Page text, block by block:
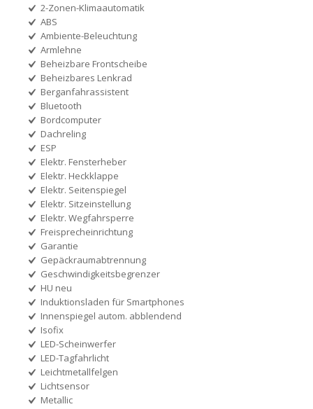
2-Zonen-Klimaautomatik
ABS
Ambiente-Beleuchtung
Armlehne
Beheizbare Frontscheibe
Beheizbares Lenkrad
Berganfahrassistent
Bluetooth
Bordcomputer
Dachreling
ESP
Elektr. Fensterheber
Elektr. Heckklappe
Elektr. Seitenspiegel
Elektr. Sitzeinstellung
Elektr. Wegfahrsperre
Freisprecheinrichtung
Garantie
Gepäckraumabtrennung
Geschwindigkeitsbegrenzer
HU neu
Induktionsladen für Smartphones
Innenspiegel autom. abblendend
Isofix
LED-Scheinwerfer
LED-Tagfahrlicht
Leichtmetallfelgen
Lichtsensor
Metallic